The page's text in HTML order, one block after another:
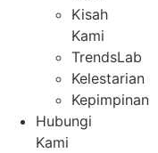
Kisah
Kami
TrendsLab
Kelestarian
Kepimpinan
Hubungi
Kami